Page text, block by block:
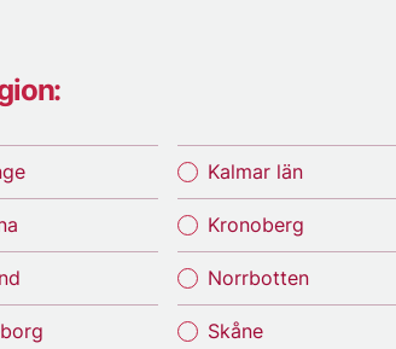
Kalmar län
Kronoberg
Norrbotten
Skåne